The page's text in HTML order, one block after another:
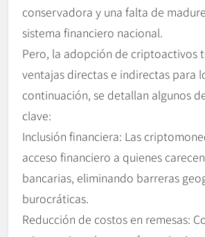
conservadora y una falta de
sistema financiero nacional.
Pero, la adopción de criptoactivos
ventajas directas e indirectas para
continuación, se detallan algunos
clave:
Inclusión financiera: Las
acceso financiero a quienes
bancarias, eliminando barreras
burocráticas.
Reducción de costos en remesas: